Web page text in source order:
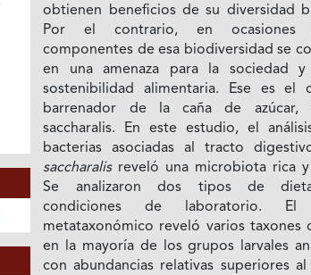
obtienen beneficios de su diversidad
Por el contrario, en ocasiones
componentes de esa biodiversidad se
en una amenaza para la sociedad
sostenibilidad alimentaria. Ese es el
barrenador de la caña de azúcar,
saccharalis. En este estudio, el
bacterias asociadas al tracto
saccharalisreveló una microbiota rica y
Se analizaron dos tipos de
condiciones de laboratorio. El
metataxonómico reveló varios taxones
en la mayoría de los grupos larvales
con abundancias relativas superiores al